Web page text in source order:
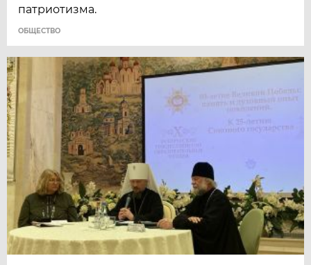
патриотизма.
ОБЩЕСТВО